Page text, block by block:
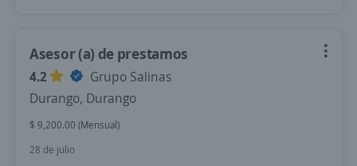
Asesor (a) de prestamos
4.2
Grupo Salinas
Durango, Durango
$ 9,200.00 (Mensual)
28 de julio